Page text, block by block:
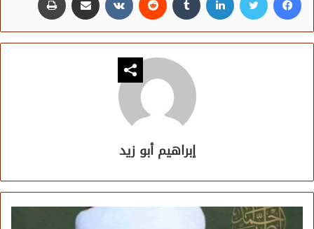
إبراهيم أبو زيد